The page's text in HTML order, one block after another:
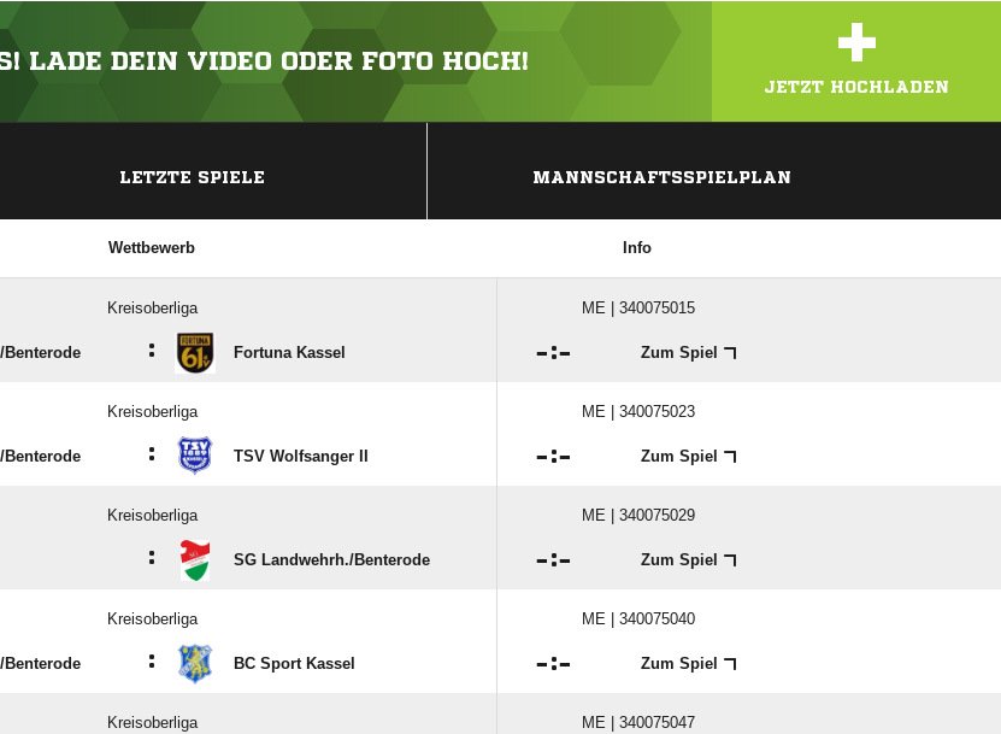
LADE DEIN VIDEO ODER FOTO HOCH! +
JETZT HOCHLADEN
LETZTE SPIELE MANNSCHAFTSSPIELPLAN
Wettbewerb Info
Kreisoberliga ME | 340075015
: Fortuna Kassel : Zum Spiel
Kreisoberliga ME | 340075023
: TSV Wolfsanger II : Zum Spiel
Kreisoberliga ME | 340075029
: SG Landwehrh./​Benterode : Zum Spiel
Kreisoberliga ME | 340075040
: BC Sport Kassel : Zum Spiel
Kreisoberliga ME | 340075047